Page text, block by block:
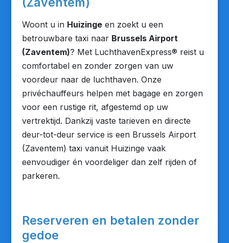
Woont u in Huizingeen zoekt u een
betrouwbare taxi naar Brussels Airport
(Zaventem)? Met LuchthavenExpress® reist u
comfortabel en zonder zorgen van uw
voordeur naar de luchthaven. Onze
privéchauffeurs helpen met bagage en zorgen
voor een rustige rit, afgestemd op uw
vertrektijd. Dankzij vaste tarieven en directe
deur-tot-deur service is een Brussels Airport
(Zaventem) taxi vanuit Huizinge vaak
eenvoudiger én voordeliger dan zelf rijden of
parkeren.
Reserveren en betalen zonder
gedoe